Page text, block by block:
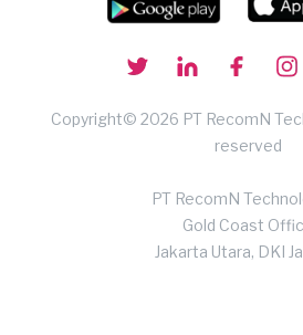
Copyright© 2026 PT RecomN
reserved
PT RecomN
Gold Coast
Jakarta Utara, DKI